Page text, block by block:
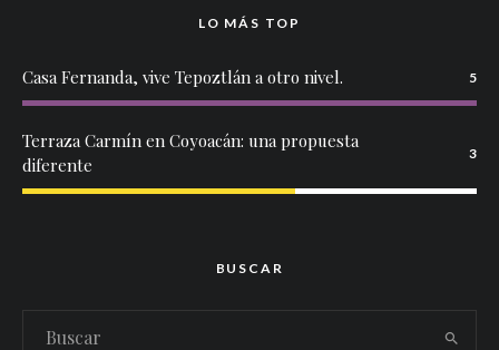
LO MÁS TOP
Casa Fernanda, vive Tepoztlán a otro nivel. 5
Terraza Carmín en Coyoacán: una propuesta
diferente
3
BUSCAR